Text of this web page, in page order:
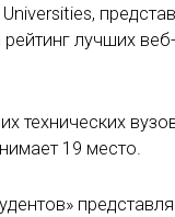
Universities,
лучших
технических
19 место.